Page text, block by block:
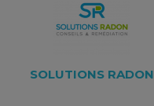
SOLUTIONS RADON